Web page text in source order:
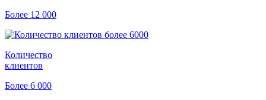
Более 12 000
Количество
клиентов
Более 6 000